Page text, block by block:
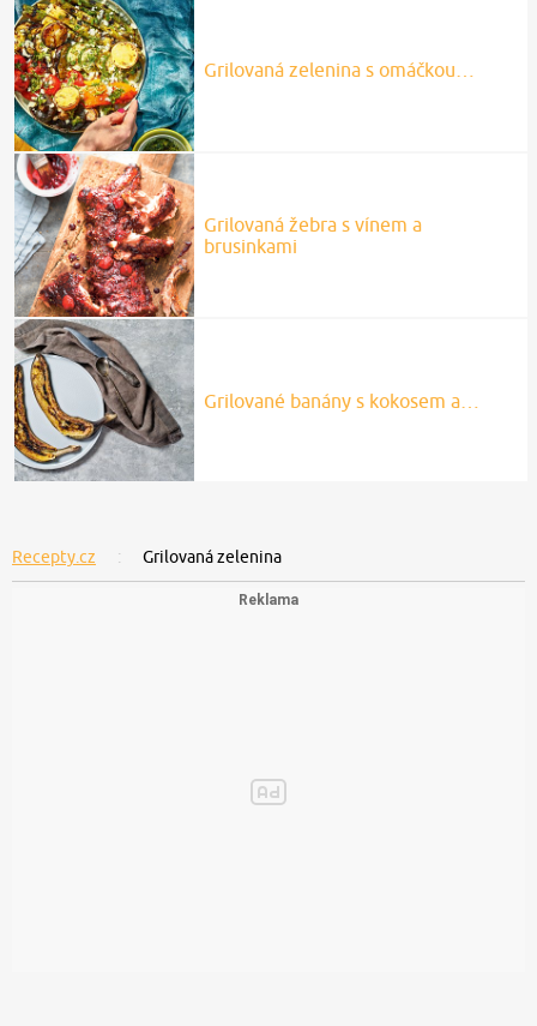
Grilovaná zelenina s omáčkou…
Grilovaná žebra s vínem a
brusinkami
Grilované banány s kokosem a…
Recepty.cz Grilovaná zelenina